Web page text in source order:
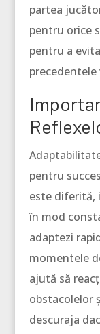
partea
pentru orice
pentru a
precedentele
pentru
este diferită,
în mod
adaptezi
momentele
ajută să
obstacolelor
descuraja